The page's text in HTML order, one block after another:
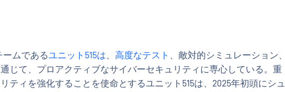
ームであるユニット515は、 高度なテスト 、敵対的シミュレーション、
じて、プロアクティブなサイバーセキュリティに専心している。重
ティを強化することを使命とするユニット515は、2025年初頭にシュ